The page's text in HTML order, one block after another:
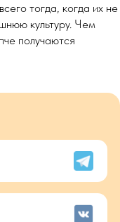
тогда, когда их не
культуру. Чем
получаются